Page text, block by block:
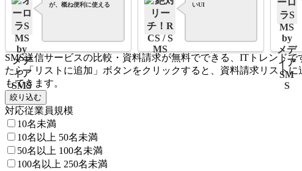
が、概ね便利に使える
いUI
SMS送信サービスの比較・資料請求が無料でできる、ITトレンド
たら「リストに追加」ボタンをクリックすると、資料請求リスト
もできます。
絞り込む
対応従業員規模
10名未満
10名以上 50名未満
50名以上 100名未満
100名以上 250名未満